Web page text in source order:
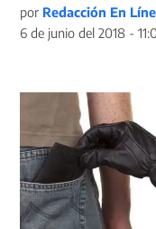
por Redacción En
6 de junio del 2018 -